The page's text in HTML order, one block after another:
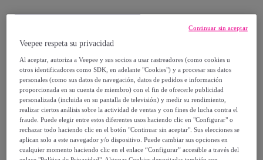
SUPERDRY
Veepee respeta su privacidad
Al aceptar, autoriza a Veepee y sus socios a usar rastreadores (como cookies u
otros identificadores como SDK, en adelante "Cookies") y a procesar sus datos
personales (como sus datos de navegación, datos de pedidos e información
proporcionada en su cuenta de miembro) con el fin de ofrecerle publicidad
personalizada (incluida en su pantalla de televisión) y medir su rendimiento,
realizar ciertos análisis sobre la actividad de ventas y con fines de lucha contra el
fraude. Puede elegir entre estos diferentes usos haciendo clic en "Configurar" o
rechazar todo haciendo clic en el botón "Continuar sin aceptar". Sus elecciones se
aplican solo a este navegador y/o dispositivo. Puede cambiar sus opciones en
cualquier momento haciendo clic en el enlace “Configurar” accesible a través del
Continuar sin aceptar